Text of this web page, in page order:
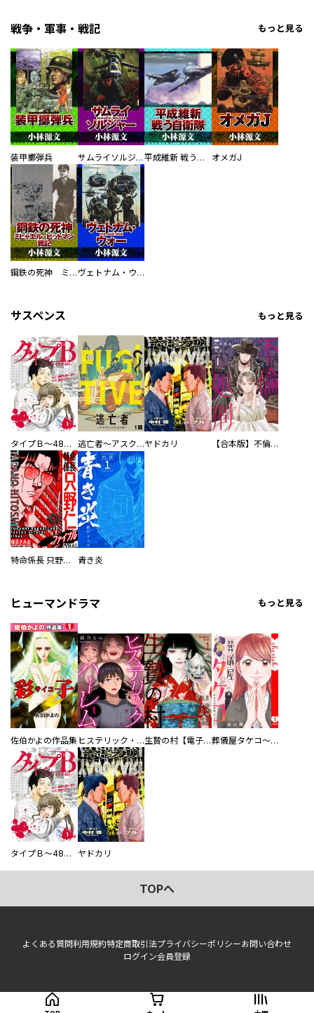
戦争・軍事・戦記 もっと見る
装甲擲弾兵 サムライソルジャー SAMURAI SOLDIER 平成維新 戦う自衛隊 オメガJ
鋼鉄の死神 ミヒャエル・ビットマン戦記 ヴェトナム・ウォー VIETNAM WAR
サスペンス もっと見る
タイプＢ～48時間後、致死率100％～【単話】 逃亡者～アスクレピオスの杖～ヤドカリ 【合本版】不倫処刑
特命係長 只野仁ファイナル 愛蔵版 青き炎
ヒューマンドラマ もっと見る
佐伯かよの作品集 ヒステリック・ハーレム～搾られる男と堕ちる女～【電子単行本版】 生贄の村【電子単行本版】 葬儀屋タケコ～あなたの最期、叶えます【電子単行本版】
タイプＢ～48時間後、致死率100％～【単話】 ヤドカリ
TOPへ
よくある質問利用規約特定商取引法プライバシーポリシーお問い合わせ
ログイン会員登録